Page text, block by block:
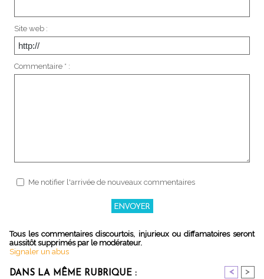
Site web :
Commentaire * :
Me notifier l'arrivée de nouveaux commentaires
Tous les commentaires discourtois, injurieux ou diffamatoires seront
aussitôt supprimés par le modérateur.
Signaler un abus
DANS LA MÊME RUBRIQUE : < >